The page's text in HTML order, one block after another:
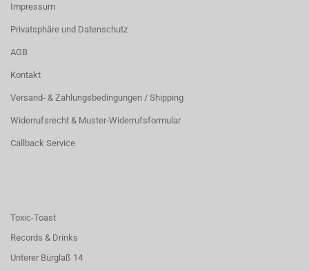
Impressum
Privatsphäre und Datenschutz
AGB
Kontakt
Versand- & Zahlungsbedingungen / Shipping
Widerrufsrecht & Muster-Widerrufsformular
Callback Service
Toxic-Toast
Records & Drinks
Unterer Bürglaß 14